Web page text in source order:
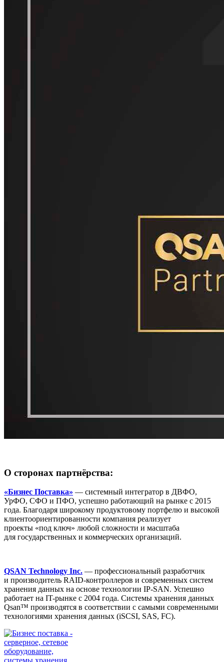
О сторонах партнёрства:
«Бизнес Поставка» — системный интегратор в ДВФО,
УрФО, СФО и ПФО, успешно работающий на рынке с 2015
года. Благодаря широкому продуктовому портфелю и высокой
клиентоориентированности компания реализует
проекты «под ключ» любой сложности и масштаба
для государственных и коммерческих организаций.
QSAN Technology Inc. — профессиональный разработчик
и производитель RAID-контроллеров и современных систем
хранения данных на основе технологии IP-SAN. Успешно
работает на IT-рынке с 2004 года. Системы хранения данных
Qsan™ производятся в соответствии с самыми современными
технологиями хранения данных (iSCSI, SAS, FC).